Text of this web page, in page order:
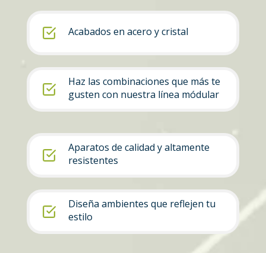
Acabados en acero y cristal
Haz las combinaciones que más te
gusten con nuestra línea módular
Aparatos de calidad y altamente
resistentes
Diseña ambientes que reflejen tu
estilo